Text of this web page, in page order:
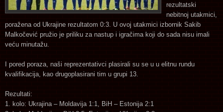
rezultatski
nebitnoj utakmici,
poražena od Ukrajine rezultatom 0:3. U ovoj utakmici izbornik Sakib
Malkočević pružio je priliku za nastup i igračima koji do sada nisu imali
veću minutažu.
I pored poraza, naši reprezentativci plasirali su se u u elitnu rundu
kvalifikacija, kao drugoplasirani tim u grupi 13.
Rezultati:
1. kolo: Ukrajina – Moldavija 1:1, BiH – Estonija 2:1